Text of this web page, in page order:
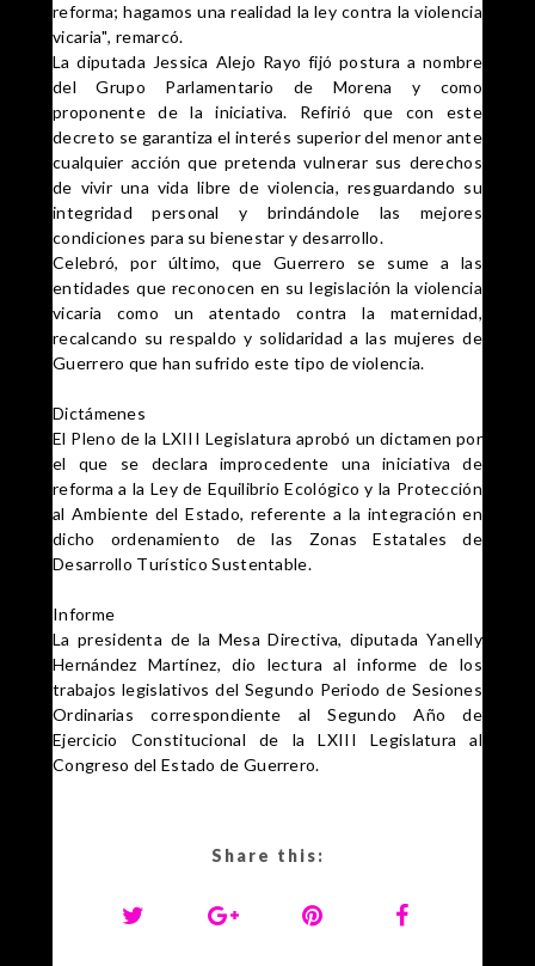
reforma; hagamos una realidad la ley contra la violencia
vicaria", remarcó.
La diputada Jessica Alejo Rayo fijó postura a nombre
del Grupo Parlamentario de Morena y como
proponente de la iniciativa. Refirió que con este
decreto se garantiza el interés superior del menor ante
cualquier acción que pretenda vulnerar sus derechos
de vivir una vida libre de violencia, resguardando su
integridad personal y brindándole las mejores
condiciones para su bienestar y desarrollo.
Celebró, por último, que Guerrero se sume a las
entidades que reconocen en su legislación la violencia
vicaria como un atentado contra la maternidad,
recalcando su respaldo y solidaridad a las mujeres de
Guerrero que han sufrido este tipo de violencia.
Dictámenes
El Pleno de la LXIII Legislatura aprobó un dictamen por
el que se declara improcedente una iniciativa de
reforma a la Ley de Equilibrio Ecológico y la Protección
al Ambiente del Estado, referente a la integración en
dicho ordenamiento de las Zonas Estatales de
Desarrollo Turístico Sustentable.
Informe
La presidenta de la Mesa Directiva, diputada Yanelly
Hernández Martínez, dio lectura al informe de los
trabajos legislativos del Segundo Periodo de Sesiones
Ordinarias correspondiente al Segundo Año de
Ejercicio Constitucional de la LXIII Legislatura al
Congreso del Estado de Guerrero.
Share this: